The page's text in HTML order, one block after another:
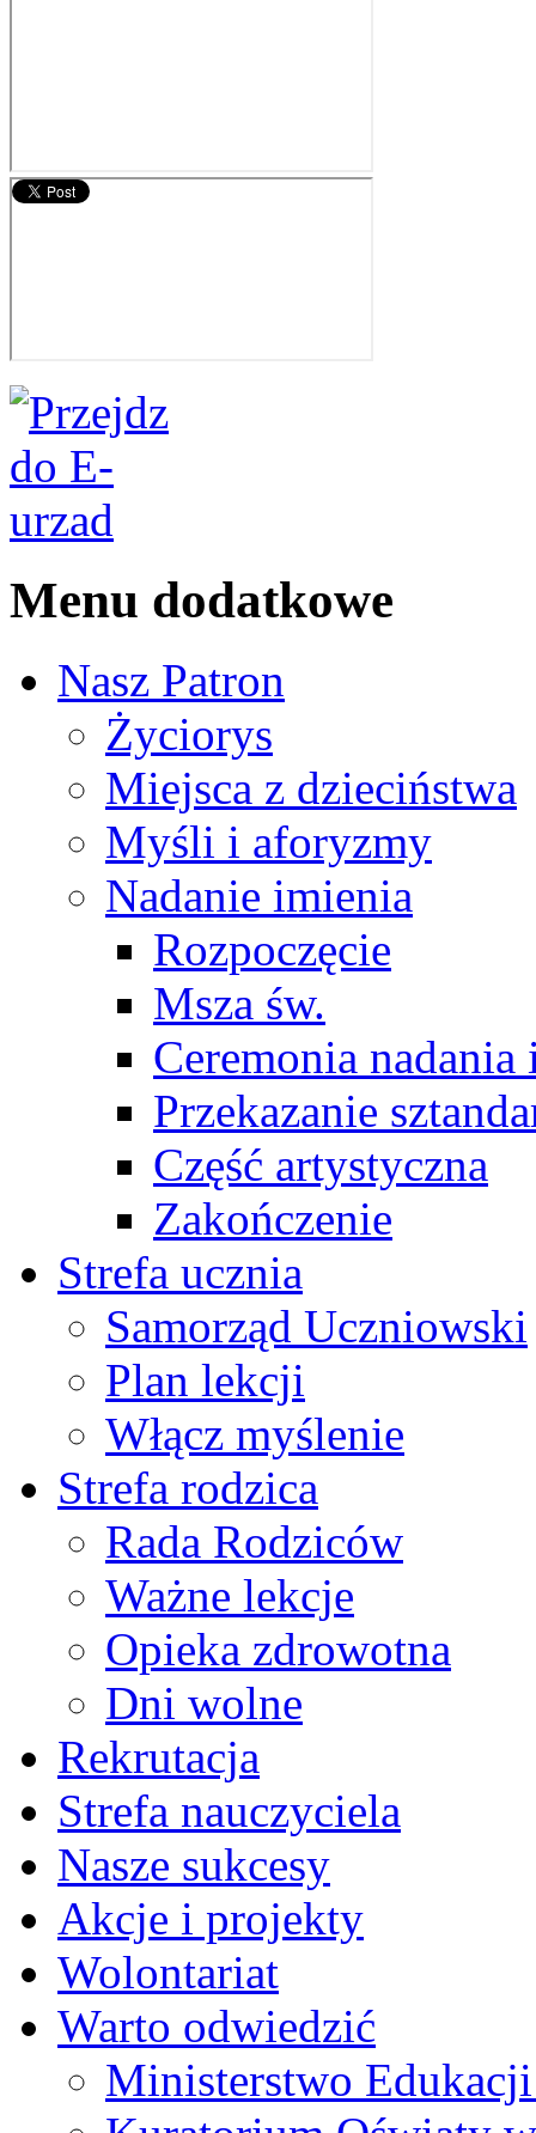
Menu dodatkowe
Nasz Patron
Życiorys
Miejsca z dzieciństwa
Myśli i aforyzmy
Nadanie imienia
Rozpoczęcie
Msza św.
Ceremonia nadania
Przekazanie
Część artystyczna
Zakończenie
Strefa ucznia
Samorząd Uczniowski
Plan lekcji
Włącz myślenie
Strefa rodzica
Rada Rodziców
Ważne lekcje
Opieka zdrowotna
Dni wolne
Rekrutacja
Strefa nauczyciela
Nasze sukcesy
Akcje i projekty
Wolontariat
Warto odwiedzić
Ministerstwo